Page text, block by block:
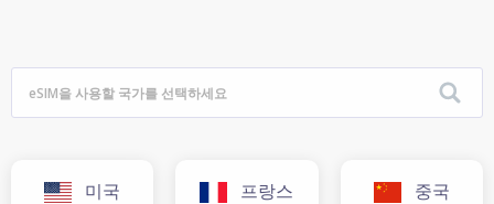
미국 프랑스 중국